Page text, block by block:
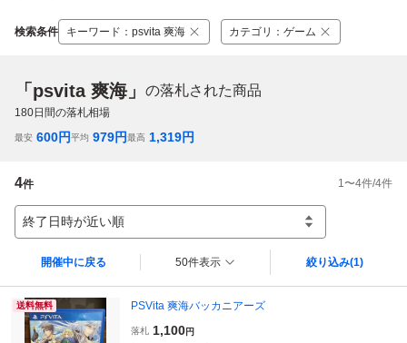
検索条件 キーワード ： psvita 爽海 カテゴリ ： ゲーム
「psvita 爽海」 の落札された商品
180日間の落札相場
最安 600円平均 979円最高 1,319円
4件 1 〜4件/4件
終了日時が近い順
開催中に戻る 50件表示 絞り込み(1)
送料無料 PSVita 爽海バッカニアーズ
落札 1,100円